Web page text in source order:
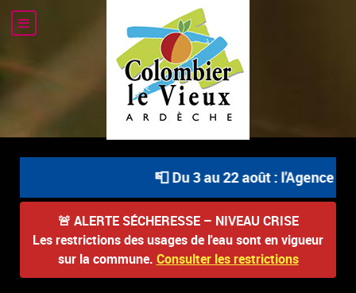
📮 Du 3 au 22 août : l'Agence
🚨 ALERTE SÉCHERESSE – NIVEAU CRISE
Les restrictions des usages de l'eau sont en vigueur
sur la commune. Consulter les restrictions